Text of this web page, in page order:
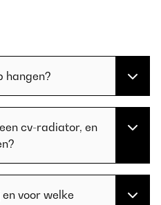
hangen?
cv-radiator, en
voor welke